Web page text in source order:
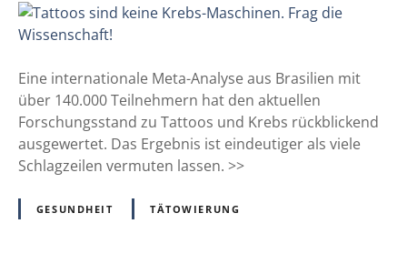
T
t
o
o
s
s
Eine internationale Meta-Analyse aus Brasilien mit
über 140.000 Teilnehmern hat den aktuellen
Forschungsstand zu Tattoos und Krebs rückblickend
ausgewertet. Das Ergebnis ist eindeutiger als viele
Schlagzeilen vermuten lassen. >>
GESUNDHEIT TÄTOWIERUNG